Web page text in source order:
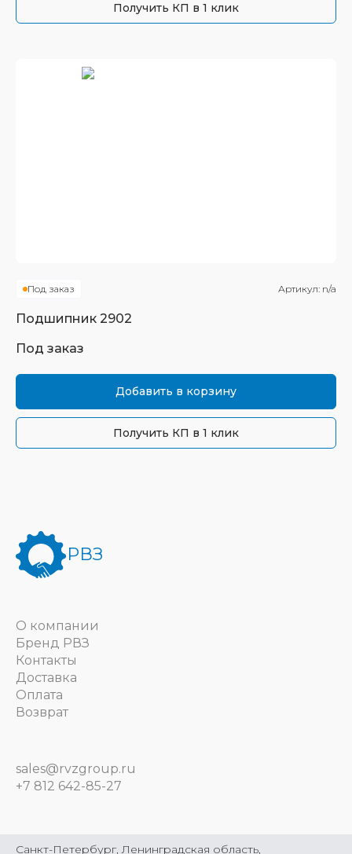
Получить КП в 1 клик
Под заказ Артикул: n/a
Подшипник 2902
Под заказ
Добавить в корзину
Получить КП в 1 клик
РВЗ
О компании
Бренд РВЗ
Контакты
Доставка
Оплата
Возврат
sales@rvzgroup.ru
+7 812 642-85-27
Санкт-Петербург, Ленинградская область,